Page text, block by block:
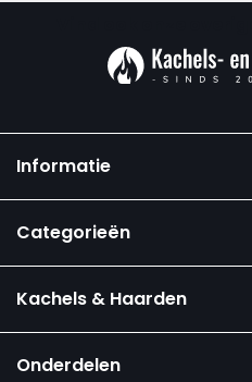
Informatie
Categorieën
Kachels & Haarden
Onderdelen